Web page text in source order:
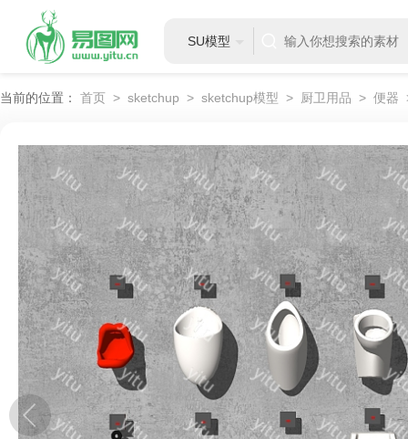
SU模型
当前的位置： 首页 > sketchup > sketchup模型 > 厨卫用品 > 便器